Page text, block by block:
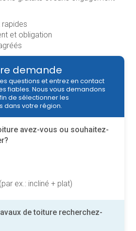
rapides
et obligation
demande
questions et entrez en contact
fiables. Nous vous demandons
de sélectionner les
dans votre région.
avez-vous ou souhaitez-
ex.: incliné + plat)
de toiture recherchez-